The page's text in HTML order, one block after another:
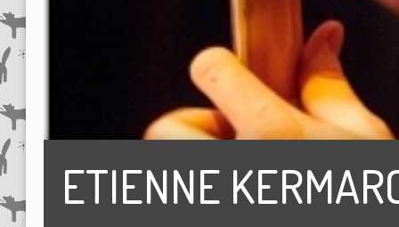
ETIENNE